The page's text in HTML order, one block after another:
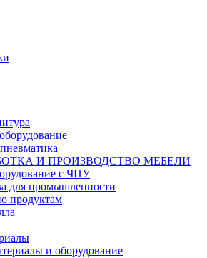
И ПРОИЗВОДСТВО МЕБЕЛИ
с ЧПУ
для промышленности
продуктам
и оборудование